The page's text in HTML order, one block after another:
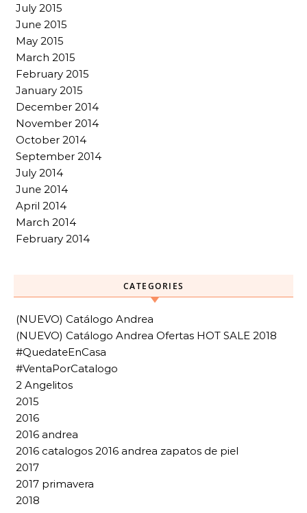
July 2015
June 2015
May 2015
March 2015
February 2015
January 2015
December 2014
November 2014
October 2014
September 2014
July 2014
June 2014
April 2014
March 2014
February 2014
CATEGORIES
(NUEVO) Catálogo Andrea
(NUEVO) Catálogo Andrea Ofertas HOT SALE 2018
#QuedateEnCasa
#VentaPorCatalogo
2 Angelitos
2015
2016
2016 andrea
2016 catalogos 2016 andrea zapatos de piel
2017
2017 primavera
2018